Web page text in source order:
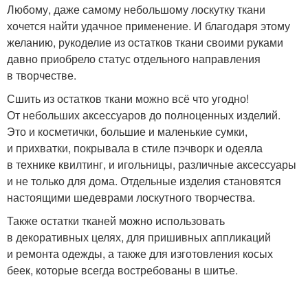
Любому, даже самому небольшому лоскутку ткани
хочется найти удачное применение. И благодаря этому
желанию, рукоделие из остатков ткани своими руками
давно приобрело статус отдельного направления
в творчестве.
Сшить из остатков ткани можно всё что угодно!
От небольших аксессуаров до полноценных изделий.
Это и косметички, большие и маленькие сумки,
и прихватки, покрывала в стиле пэчворк и одеяла
в технике квилтинг, и игольницы, различные аксессуары
и не только для дома. Отдельные изделия становятся
настоящими шедеврами лоскутного творчества.
Также остатки тканей можно использовать
в декоративных целях, для пришивных аппликаций
и ремонта одежды, а также для изготовления косых
беек, которые всегда востребованы в шитье.